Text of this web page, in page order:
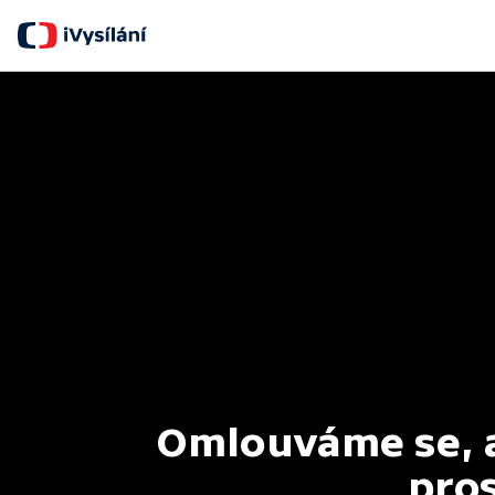
Omlouváme se,